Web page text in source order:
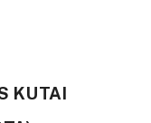
KUTAI